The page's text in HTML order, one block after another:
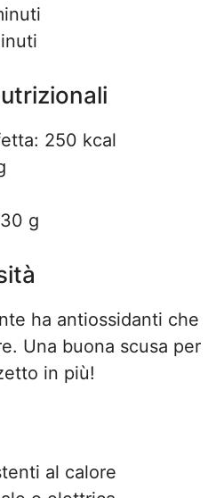
250 kcal
g
ha antiossidanti che
Una buona scusa per
in più!
al calore